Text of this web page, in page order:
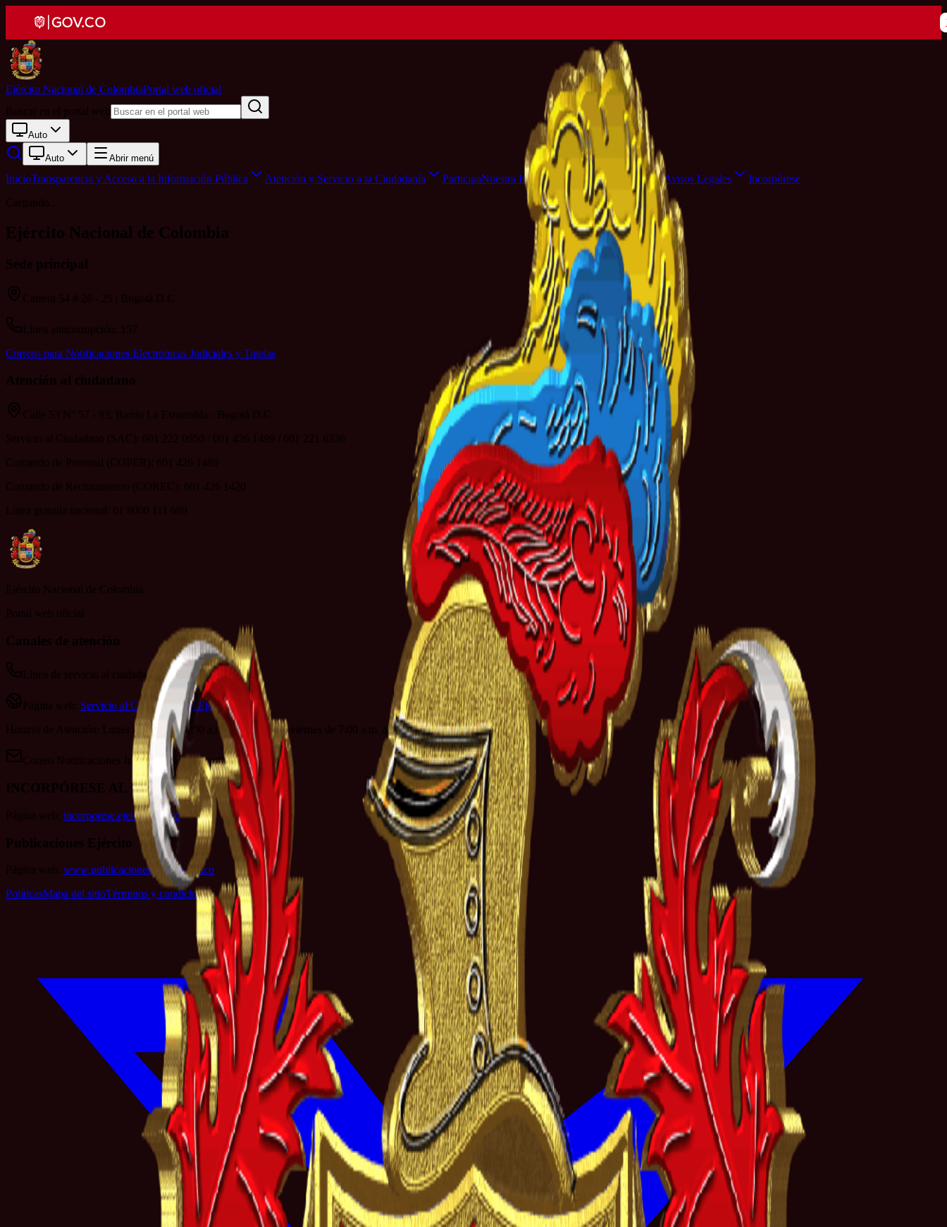
Ejército Nacional de ColombiaPortal web oficial
Buscar en el portal web
Auto
Auto Abrir menú
InicioTransparencia y Acceso a la Información Pública Atención y Servicio a la Ciudadanía ParticipaNuestra Institución Sala de Prensa Avisos Legales Incorpórese
Cargando...
Ejército Nacional de Colombia
Sede principal
Carrera 54 # 26 - 25 | Bogotá D.C
Línea anticorrupción: 157
Correos para Notificaciones Electrónicas Judiciales y Tutelas
Atención al ciudadano
Calle 53 N° 57 - 93, Barrio La Esmeralda - Bogotá D.C
Servicio al Ciudadano (SAC): 601 222 0950 / 601 426 1499 / 601 221 6336
Comando de Personal (COPER): 601 426 1489
Comando de Reclutamiento (COREC): 601 426 1420
Línea gratuita nacional: 01 8000 111 689
Ejército Nacional de Colombia
Portal web oficial
Canales de atención
Línea de servicio al ciudadano: 152
Página web: Servicio al Ciudadano del Ejército
Horario de Atención: Lunes a jueves de 8:00 a.m. a 4:00 p.m. y viernes de 7:00 a.m. a 3:00 p.m. jornada continua
Correo Notificaciones Judiciales:sac@ejercito.mil.co
INCORPÓRESE AL EJÉRCITO
Página web: incorporese.ejercito.mil.co
Publicaciones Ejército
Página web: www.publicacionesejercito.mil.co
PolíticasMapa del sitioTérminos y condiciones